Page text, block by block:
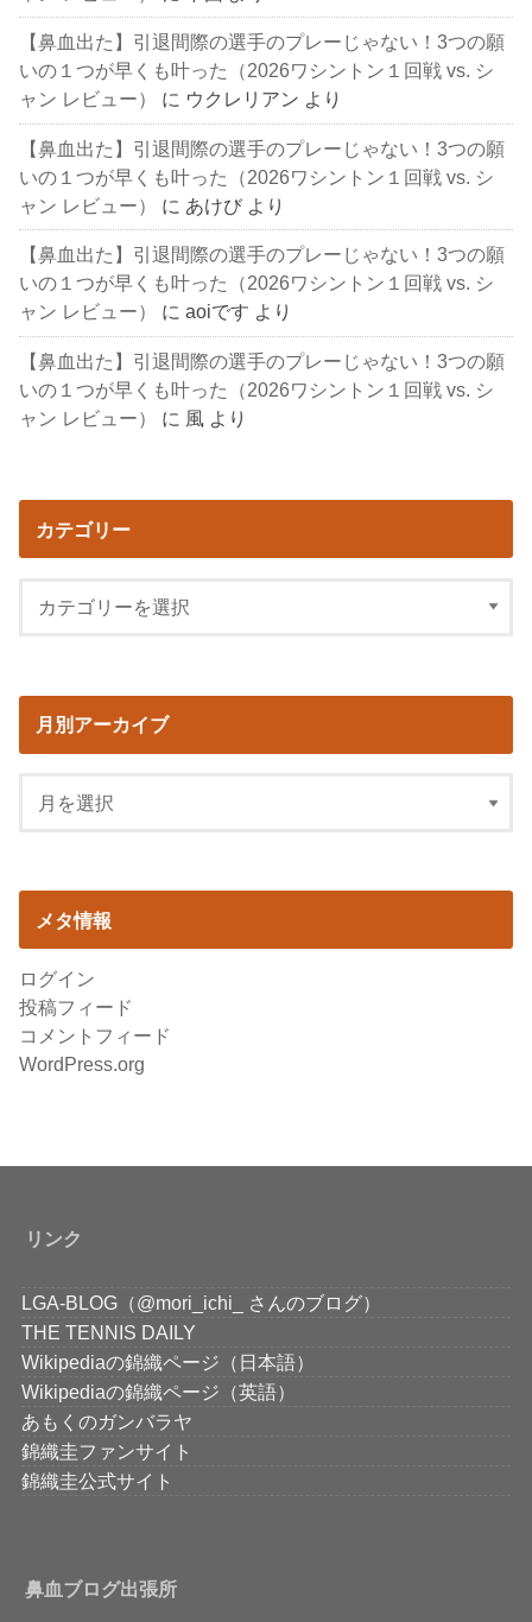
【鼻血出た】引退間際の選手のプレーじゃない！3つの願
いの１つが早くも叶った（2026ワシントン１回戦 vs. シ
ャン レビュー）
に ウクレリアン より
【鼻血出た】引退間際の選手のプレーじゃない！3つの願
いの１つが早くも叶った（2026ワシントン１回戦 vs. シ
ャン レビュー）
に あけび より
【鼻血出た】引退間際の選手のプレーじゃない！3つの願
いの１つが早くも叶った（2026ワシントン１回戦 vs. シ
ャン レビュー）
にaoiです より
【鼻血出た】引退間際の選手のプレーじゃない！3つの願
いの１つが早くも叶った（2026ワシントン１回戦 vs. シ
ャン レビュー）
に 風 より
カテゴリー
月別アーカイブ
メタ情報
ログイン
投稿フィード
コメントフィード
WordPress.org
リンク
LGA-BLOG（@mori_ichi_ さんのブログ）
THE TENNIS DAILY
Wikipediaの錦織ページ（日本語）
Wikipediaの錦織ページ（英語）
あもくのガンバラヤ
錦織圭ファンサイト
錦織圭公式サイト
鼻血ブログ出張所